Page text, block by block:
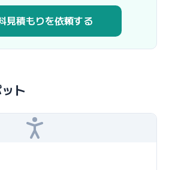
見積もりを依頼する
ト